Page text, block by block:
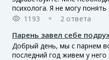
психолога. Я не могу
1193
2 ответа
Парень завел себе
Добрый день, мы с парнем
последний год живем у него